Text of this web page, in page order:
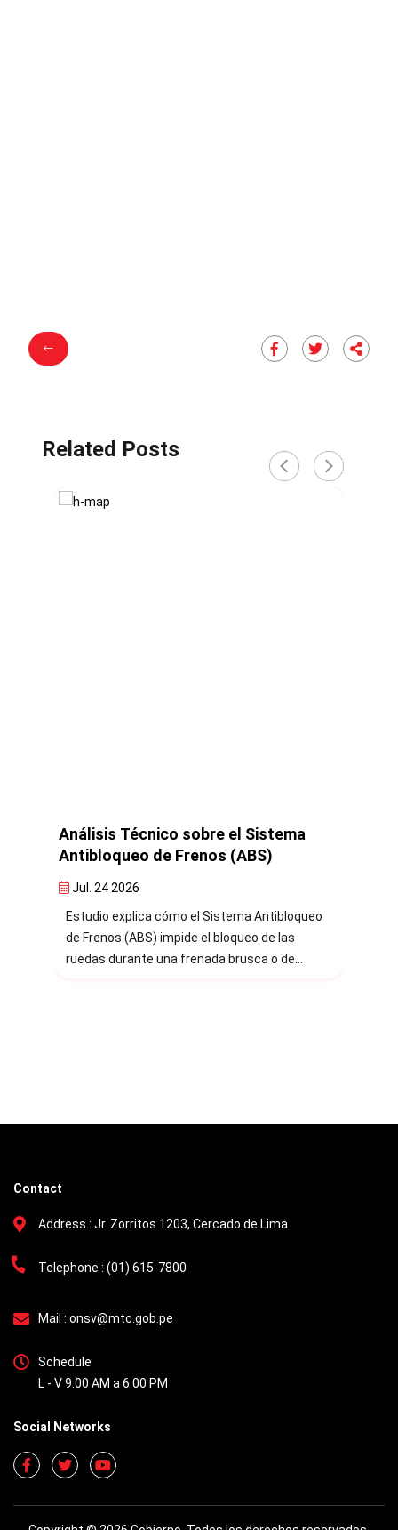
Related Posts
Análisis Técnico sobre el Sistema
Antibloqueo de Frenos (ABS)
Jul. 24 2026
Estudio explica cómo el Sistema Antibloqueo
de Frenos (ABS) impide el bloqueo de las
ruedas durante una frenada brusca o de
‹ ›
Contact
Address : Jr. Zorritos 1203, Cercado de Lima
Telephone : (01) 615-7800
Mail : onsv@mtc.gob.pe
Schedule
L - V 9:00 AM a 6:00 PM
Social Networks